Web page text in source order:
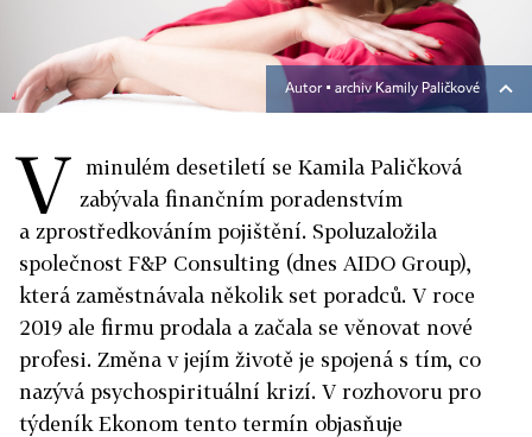
Autor ▪ archiv Kamily Paličkové
V minulém desetiletí se Kamila Paličková
zabývala finančním poradenstvím
a zprostředkováním pojištění. Spoluzaložila
společnost F&P Consulting (dnes AIDO Group),
která zaměstnávala několik set poradců. V roce
2019 ale firmu prodala a začala se věnovat nové
profesi. Změna v jejím životě je spojená s tím, co
nazývá psychospirituální krizí. V rozhovoru pro
týdeník Ekonom tento termín objasňuje